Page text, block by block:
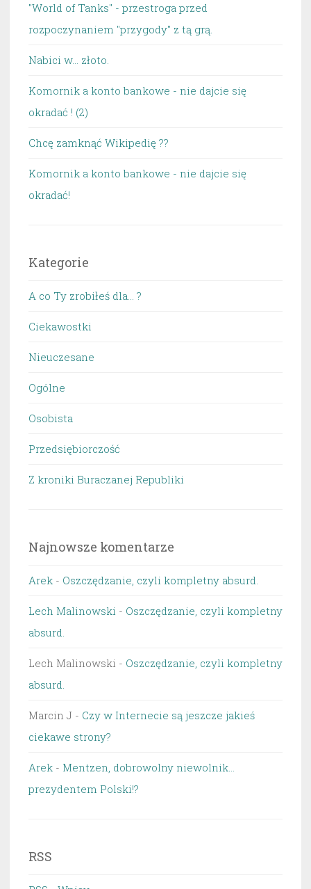
"World of Tanks" - przestroga przed
rozpoczynaniem "przygody" z tą grą.
Nabici w... złoto.
Komornik a konto bankowe - nie dajcie się
okradać ! (2)
Chcę zamknąć Wikipedię ??
Komornik a konto bankowe - nie dajcie się
okradać!
Kategorie
A co Ty zrobiłeś dla… ?
Ciekawostki
Nieuczesane
Ogólne
Osobista
Przedsiębiorczość
Z kroniki Buraczanej Republiki
Najnowsze komentarze
Arek - Oszczędzanie, czyli kompletny absurd.
Lech Malinowski - Oszczędzanie, czyli kompletny
absurd.
Lech Malinowski - Oszczędzanie, czyli kompletny
absurd.
Marcin J - Czy w Internecie są jeszcze jakieś
ciekawe strony?
Arek - Mentzen, dobrowolny niewolnik…
prezydentem Polski!?
RSS